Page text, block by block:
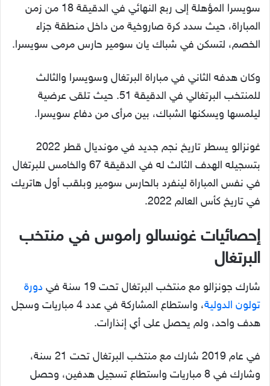
سويسرا المؤهلة إلى ربع النهائي في الدقيقة 18 من زمن
المباراة، حيث سدد كرة صاروخية من داخل منطقة جزاء
الخصم، لتسكن في شباك يان سومير حارس مرمى سويسرا.
وكان هدفه الثاني في مباراة البرتغال وسويسرا والثالث
للمنتخب البرتغالي في الدقيقة 51. حيث تلقى عرضية
ليلمسها ويسكنها الشباك، بين مرأى من دفاع سويسرا.
غونزالو يسطر تاريخ نجم جديد في مونديال قطر 2022
بتسجيله الهدف الثالث له في الدقيقة 67 والخامس للبرتغال
في نفس المباراة لينفرد بالحارس سومير وبلقب أول هاتريك
في تاريخ كأس العالم 2022.
إحصائيات غونسالو راموس في منتخب
البرتغال
شارك جونزالو مع منتخب البرتغال تحت 19 سنة في
دورة
تولون الدولية
، واستطاع المشاركة في عدد 4 مباريات وسجل
هدف واحد، ولم يحصل على أي إنذارات.
في عام 2019 شارك مع منتخب البرتغال تحت 21 سنة،
وشارك في 8 مباريات واستطاع تسجيل هدفين، وحصل